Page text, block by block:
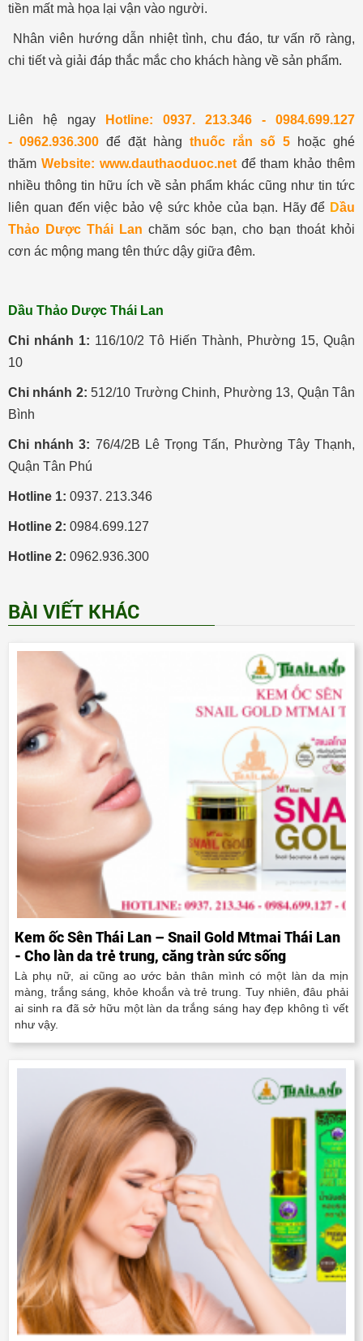
tiền mất mà họa lại vận vào người.
Nhân viên hướng dẫn nhiệt tình, chu đáo, tư vấn rõ ràng,
chi tiết và giải đáp thắc mắc cho khách hàng về sản phẩm.
Liên hệ ngay Hotline:
0937. 213.346 - 0984.699.127
- 0962.936.300 để đặt hàng thuốc rắn số 5 hoặc ghé
thăm Website: www.dauthaoduoc.net để tham khảo thêm
nhiều thông tin hữu ích về sản phẩm khác cũng như tin tức
liên quan đến việc bảo vệ sức khỏe của bạn. Hãy để Dầu
Thảo Dược Thái Lan chăm sóc bạn, cho bạn thoát khỏi
cơn ác mộng mang tên thức dậy giữa đêm.
Dầu Thảo Dược Thái Lan
Chi nhánh 1: 116/10/2 Tô Hiến Thành, Phường 15, Quận
10
Chi nhánh 2: 512/10 Trường Chinh, Phường 13, Quận Tân
Bình
Chi nhánh 3: 76/4/2B Lê Trọng Tấn, Phường Tây Thạnh,
Quận Tân Phú
Hotline 1: 0937. 213.346
Hotline 2: 0984.699.127
Hotline 2: 0962.936.300
BÀI VIẾT KHÁC
Kem ốc Sên Thái Lan – Snail Gold Mtmai Thái Lan
- Cho làn da trẻ trung, căng tràn sức sống
Là phụ nữ, ai cũng ao ước bản thân mình có một làn da mịn
màng, trắng sáng, khỏe khoắn và trẻ trung. Tuy nhiên, đâu phải
ai sinh ra đã sở hữu một làn da trắng sáng hay đẹp không tì vết
như vậy.